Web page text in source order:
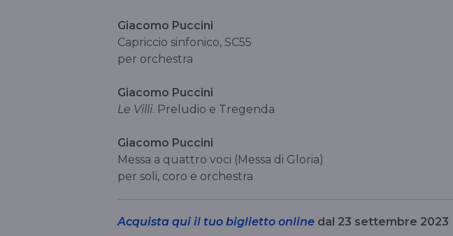
Giacomo Puccini
Capriccio sinfonico, SC55
per orchestra
Giacomo Puccini
Le Villi. Preludio e Tregenda
Giacomo Puccini
Messa a quattro voci (Messa di Gloria)
per soli, coro e orchestra
Acquista qui il tuo biglietto online dal 23 settembre 2023